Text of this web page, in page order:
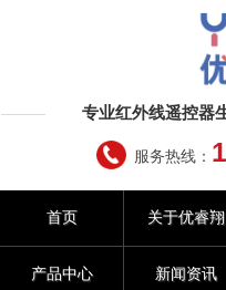
专业红外线遥控器
服务热线：
首页 关于优睿翔
产品中心 新闻资讯